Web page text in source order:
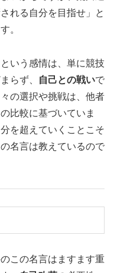
れる自分を目指せ」と
。
いう感情は、単に競技
らず、
自己との戦いで
の選択や挑戦は、他者
比較に基づいていま
を超えていくことこそ
名言は教えているので
この名言はますます重